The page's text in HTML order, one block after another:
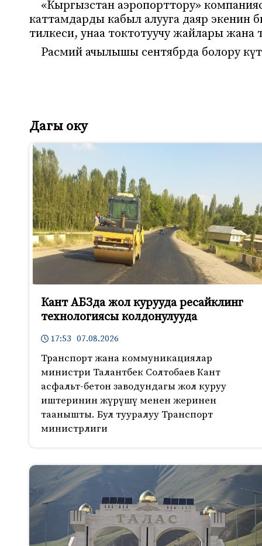
«Кыргызстан аэропорттору»
каттамдарды кабыл алууга даяр экенин
тилкеси, унаа токтотуучу жайлары
Расмий ачылышы сентябрда болору
Дагы оку
Кант АБЗда жол курууда ресайклинг
технологиясы колдонулууда
17:53 07.08.2026
Транспорт жана коммуникациялар
министри Талантбек Солтобаев Кант
асфальт-бетон заводундагы жол куруу
иштеринин жүрүшү менен жеринен
таанышты. Бул тууралуу Транспорт
министрлиги